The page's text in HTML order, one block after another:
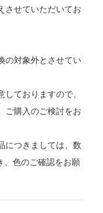
させていただいてお
の対象外とさせてい
ておりますので、
ご購入のご検討をお
につきましては、数
、色のご確認をお願